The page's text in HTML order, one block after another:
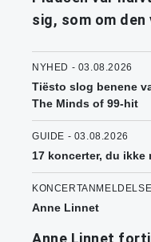
sig, som om
NYHED - 03.08.2026
Tiësto slog benene
The Minds of 99-hit
GUIDE - 03.08.2026
17 koncerter, du ikke
Anne Linnet